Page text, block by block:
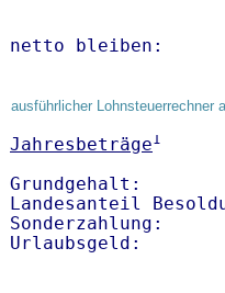
netto
ausführlicher Lohnsteuerrechner
Jahresbeträge1
Grundgehalt:
Landesanteil
Sonderzahlung: